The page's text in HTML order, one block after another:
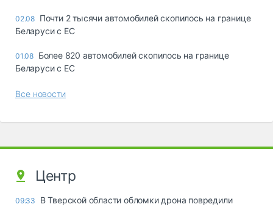
02.08 Почти 2 тысячи автомобилей скопилось на границе
Беларуси с ЕС
01.08 Более 820 автомобилей скопилось на границе
Беларуси с ЕС
Все новости
Центр
09:33
В Тверской области обломки дрона повредили